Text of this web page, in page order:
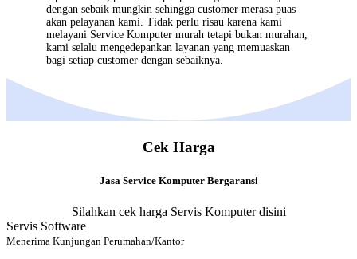
dengan sebaik mungkin sehingga customer merasa puas
akan pelayanan kami. Tidak perlu risau karena kami
melayani Service Komputer murah tetapi bukan murahan,
kami selalu mengedepankan layanan yang memuaskan
bagi setiap customer dengan sebaiknya.
Cek Harga
Jasa Service Komputer Bergaransi
Silahkan cek harga Servis Komputer disini
Servis Software
Menerima Kunjungan Perumahan/Kantor